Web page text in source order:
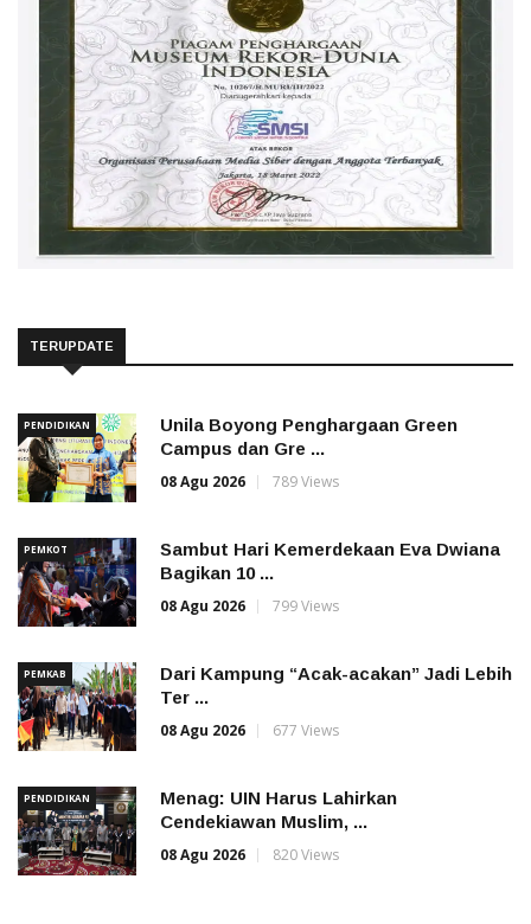
TERUPDATE
PENDIDIKAN
Unila Boyong Penghargaan Green
Campus dan Gre ...
08 Agu 2026
789 Views
PEMKOT
Sambut Hari Kemerdekaan Eva Dwiana
Bagikan 10 ...
08 Agu 2026
799 Views
PEMKAB
Dari Kampung “Acak-acakan” Jadi Lebih
Ter ...
08 Agu 2026
677 Views
PENDIDIKAN
Menag: UIN Harus Lahirkan
Cendekiawan Muslim, ...
08 Agu 2026
820 Views